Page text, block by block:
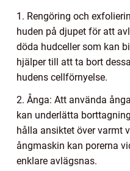
1. Rengöring och
huden på djupet för att
döda hudceller som kan
hjälper till att ta bort
hudens cellförnyelse.
2. Ånga: Att använda
kan underlätta
hålla ansiktet över varmt
ångmaskin kan porerna
enklare avlägsnas.